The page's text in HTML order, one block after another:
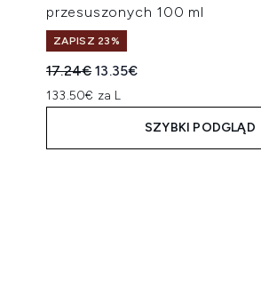
przesuszonych 100 ml
ZAPISZ 23%
Sugerowana cena detaliczna:
17.24€Aktualna cena:
13.35€
133.50€ za L
SZYBKI PODGLĄD